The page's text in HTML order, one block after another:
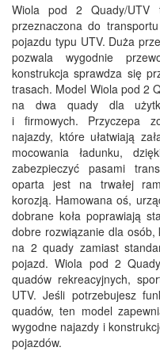
Wiola pod 2 Quady/UTV
przeznaczona do
pojazdu typu UTV. Duża
pozwala wygodnie
konstrukcja sprawdza się
trasach. Model Wiola pod 2
na dwa quady dla
i firmowych. Przyczepa
najazdy, które ułatwiają
mocowania ładunku,
zabezpieczyć pasami
oparta jest na trwałej
korozją. Hamowana oś,
dobrane koła poprawiają
dobre rozwiązanie dla
na 2 quady zamiast
pojazd. Wiola pod 2
quadów rekreacyjnych,
UTV. Jeśli potrzebujesz
quadów, ten model
wygodne najazdy i
pojazdów.